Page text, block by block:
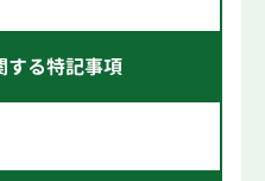
する特記事項